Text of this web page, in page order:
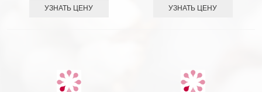
УЗНАТЬ ЦЕНУ УЗНАТЬ ЦЕНУ